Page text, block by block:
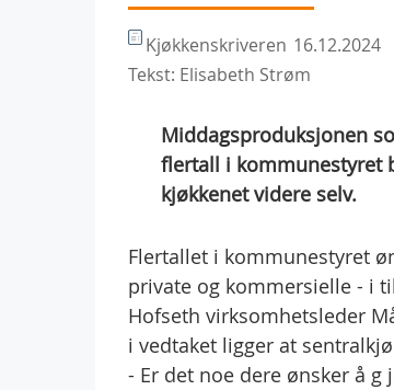
Kjøkkenskriveren 16.12.2024
Tekst: Elisabeth Strøm
Middagsproduksjonen
flertall i kommunestyret
kjøkkenet videre selv.
Flertallet i kommunestyret
private og kommersielle - i
Hofseth virksomhetsleder
i vedtaket ligger at
- Er det noe dere ønsker å g